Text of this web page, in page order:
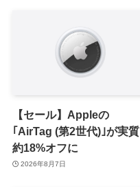
【セール】Appleの
｢AirTag (第2世代)｣が実質
約18%オフに
2026年8月7日